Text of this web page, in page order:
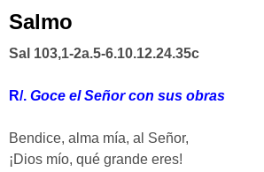
Salmo
Sal 103,1-2a.5-6.10.12.24.35c
R/. Goce el Señor con sus obras
Bendice, alma mía, al Señor,
¡Dios mío, qué grande eres!